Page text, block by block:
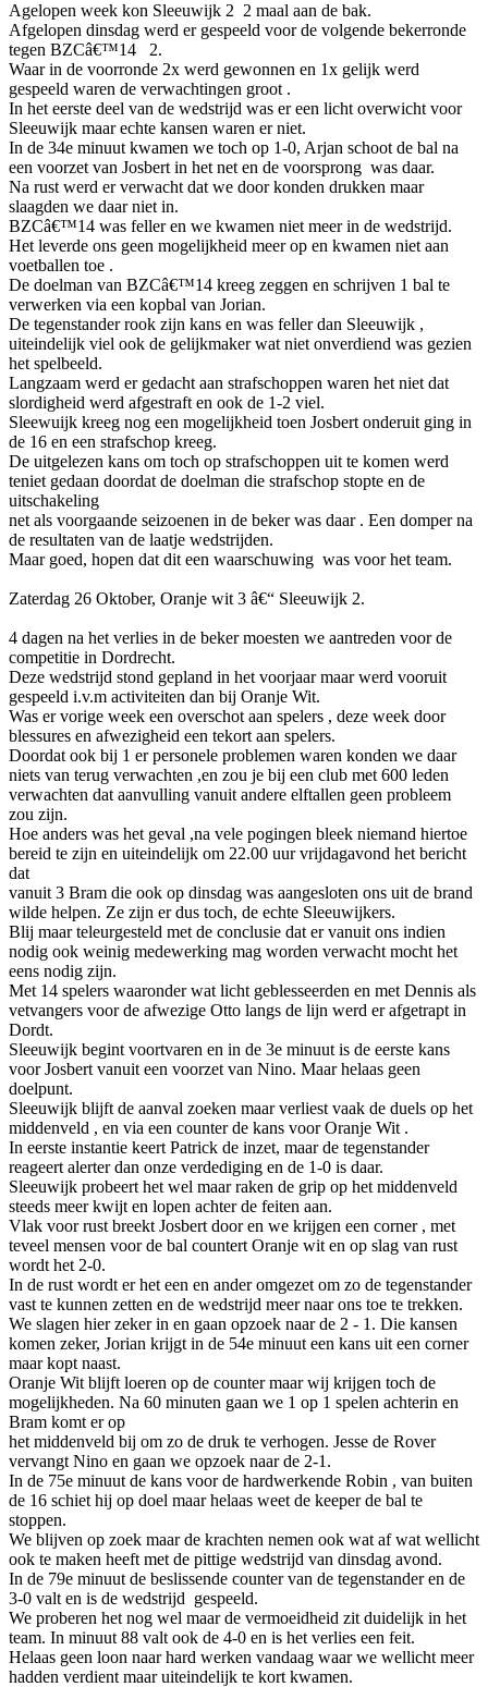
Agelopen week kon Sleeuwijk 2 2 maal aan de bak.
Afgelopen dinsdag werd er gespeeld voor de volgende bekerronde
tegen BZCâ€™14 2.
Waar in de voorronde 2x werd gewonnen en 1x gelijk werd
gespeeld waren de verwachtingen groot .
In het eerste deel van de wedstrijd was er een licht overwicht voor
Sleeuwijk maar echte kansen waren er niet.
In de 34e minuut kwamen we toch op 1-0, Arjan schoot de bal na
een voorzet van Josbert in het net en de voorsprong was daar.
Na rust werd er verwacht dat we door konden drukken maar
slaagden we daar niet in.
BZCâ€™14 was feller en we kwamen niet meer in de wedstrijd.
Het leverde ons geen mogelijkheid meer op en kwamen niet aan
voetballen toe .
De doelman van BZCâ€™14 kreeg zeggen en schrijven 1 bal te
verwerken via een kopbal van Jorian.
De tegenstander rook zijn kans en was feller dan Sleeuwijk ,
uiteindelijk viel ook de gelijkmaker wat niet onverdiend was gezien
het spelbeeld.
Langzaam werd er gedacht aan strafschoppen waren het niet dat
slordigheid werd afgestraft en ook de 1-2 viel.
Sleewuijk kreeg nog een mogelijkheid toen Josbert onderuit ging in
de 16 en een strafschop kreeg.
De uitgelezen kans om toch op strafschoppen uit te komen werd
teniet gedaan doordat de doelman die strafschop stopte en de
uitschakeling
net als voorgaande seizoenen in de beker was daar . Een domper na
de resultaten van de laatje wedstrijden.
Maar goed, hopen dat dit een waarschuwing was voor het team.
Zaterdag 26 Oktober, Oranje wit 3 â€“ Sleeuwijk 2.
4 dagen na het verlies in de beker moesten we aantreden voor de
competitie in Dordrecht.
Deze wedstrijd stond gepland in het voorjaar maar werd vooruit
gespeeld i.v.m activiteiten dan bij Oranje Wit.
Was er vorige week een overschot aan spelers , deze week door
blessures en afwezigheid een tekort aan spelers.
Doordat ook bij 1 er personele problemen waren konden we daar
niets van terug verwachten ,en zou je bij een club met 600 leden
verwachten dat aanvulling vanuit andere elftallen geen probleem
zou zijn.
Hoe anders was het geval ,na vele pogingen bleek niemand hiertoe
bereid te zijn en uiteindelijk om 22.00 uur vrijdagavond het bericht
dat
vanuit 3 Bram die ook op dinsdag was aangesloten ons uit de brand
wilde helpen. Ze zijn er dus toch, de echte Sleeuwijkers.
Blij maar teleurgesteld met de conclusie dat er vanuit ons indien
nodig ook weinig medewerking mag worden verwacht mocht het
eens nodig zijn.
Met 14 spelers waaronder wat licht geblesseerden en met Dennis als
vetvangers voor de afwezige Otto langs de lijn werd er afgetrapt in
Dordt.
Sleeuwijk begint voortvaren en in de 3e minuut is de eerste kans
voor Josbert vanuit een voorzet van Nino. Maar helaas geen
doelpunt.
Sleeuwijk blijft de aanval zoeken maar verliest vaak de duels op het
middenveld , en via een counter de kans voor Oranje Wit .
In eerste instantie keert Patrick de inzet, maar de tegenstander
reageert alerter dan onze verdediging en de 1-0 is daar.
Sleeuwijk probeert het wel maar raken de grip op het middenveld
steeds meer kwijt en lopen achter de feiten aan.
Vlak voor rust breekt Josbert door en we krijgen een corner , met
teveel mensen voor de bal countert Oranje wit en op slag van rust
wordt het 2-0.
In de rust wordt er het een en ander omgezet om zo de tegenstander
vast te kunnen zetten en de wedstrijd meer naar ons toe te trekken.
We slagen hier zeker in en gaan opzoek naar de 2 - 1. Die kansen
komen zeker, Jorian krijgt in de 54e minuut een kans uit een corner
maar kopt naast.
Oranje Wit blijft loeren op de counter maar wij krijgen toch de
mogelijkheden. Na 60 minuten gaan we 1 op 1 spelen achterin en
Bram komt er op
het middenveld bij om zo de druk te verhogen. Jesse de Rover
vervangt Nino en gaan we opzoek naar de 2-1.
In de 75e minuut de kans voor de hardwerkende Robin , van buiten
de 16 schiet hij op doel maar helaas weet de keeper de bal te
stoppen.
We blijven op zoek maar de krachten nemen ook wat af wat wellicht
ook te maken heeft met de pittige wedstrijd van dinsdag avond.
In de 79e minuut de beslissende counter van de tegenstander en de
3-0 valt en is de wedstrijd gespeeld.
We proberen het nog wel maar de vermoeidheid zit duidelijk in het
team. In minuut 88 valt ook de 4-0 en is het verlies een feit.
Helaas geen loon naar hard werken vandaag waar we wellicht meer
hadden verdient maar uiteindelijk te kort kwamen.